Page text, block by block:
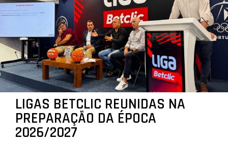
LIGAS BETCLIC REUNIDAS NA
PREPARAÇÃO DA ÉPOCA
2026/2027